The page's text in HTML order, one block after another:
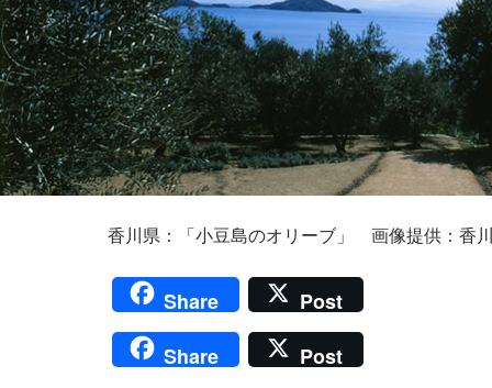
香川県：「小豆島のオリーブ」 画像提供：香
Share
Post
Share
Post